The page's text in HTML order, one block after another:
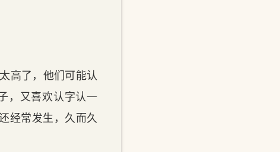
高了，他们可能认
，又喜欢认字认一
经常发生，久而久